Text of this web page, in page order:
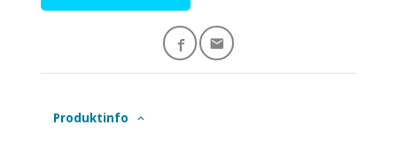
Produktinfo